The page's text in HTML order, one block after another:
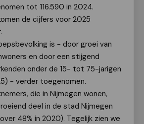
tot 116.590 in 2024.
de cijfers voor 2025
is - door groei van
en door een stijgend
onder de 15- tot 75-jarigen
- verder toegenomen.
die in Nijmegen wonen,
deel in de stad Nijmegen
48% in 2020). Tegelijk zien we